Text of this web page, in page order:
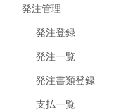
発注管理
発注登録
発注一覧
発注書類登録
支払一覧